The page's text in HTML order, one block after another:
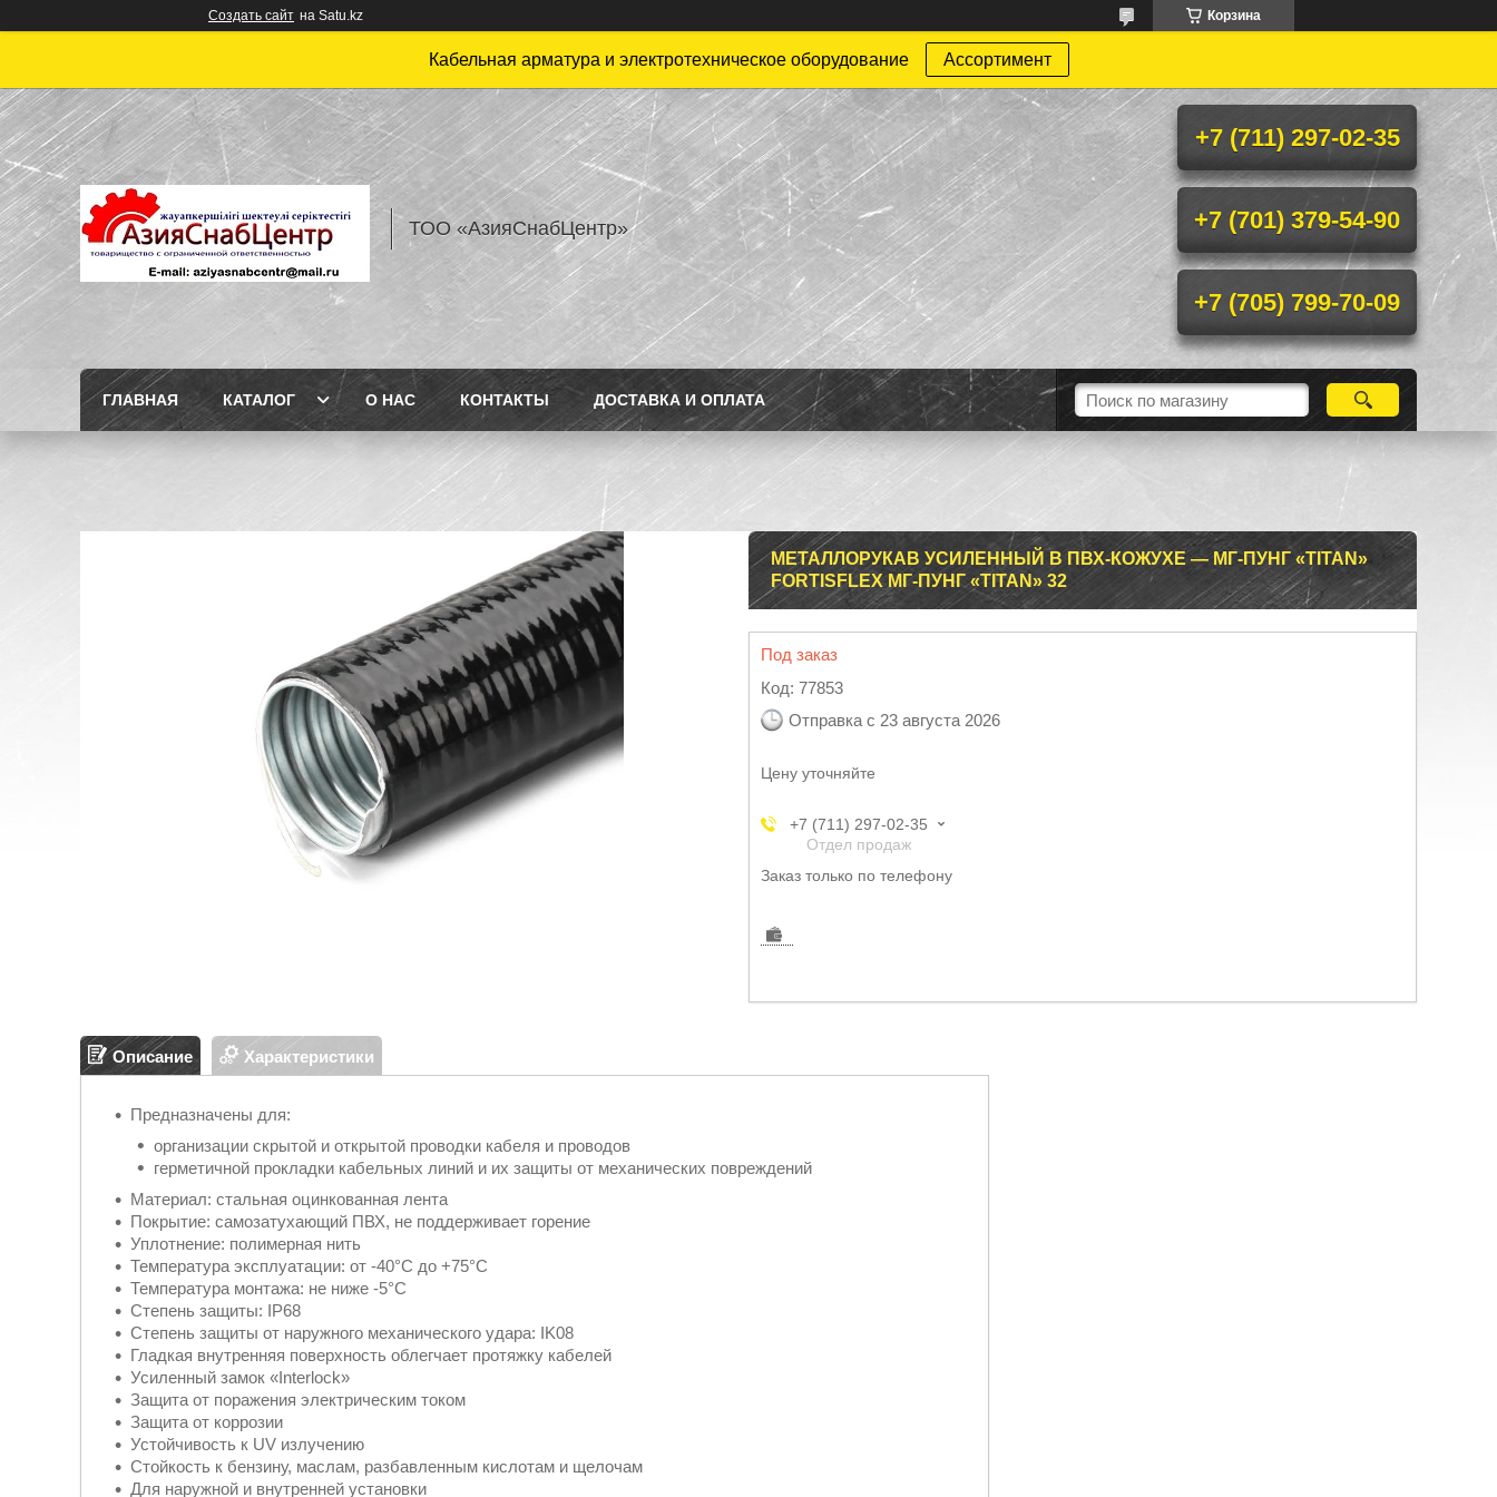
Создать сайт на Satu.kz Корзина
Кабельная арматура и электротехническое оборудование Ассортимент
ТОО «АзияСнабЦентр»
+7 (711) 297-02-35
+7 (701) 379-54-90
+7 (705) 799-70-09
ГЛАВНАЯ КАТАЛОГ О НАС КОНТАКТЫ ДОСТАВКА И ОПЛАТА
МЕТАЛЛОРУКАВ УСИЛЕННЫЙ В ПВХ-КОЖУХЕ — МГ-ПУНГ «TITAN»
FORTISFLEX МГ-ПУНГ «TITAN» 32
Под заказ
Код: 77853
Отправка с 23 августа 2026
Цену уточняйте
+7 (711) 297-02-35
Отдел продаж
Заказ только по телефону
Описание Характеристики
Предназначены для:
организации скрытой и открытой проводки кабеля и проводов
герметичной прокладки кабельных линий и их защиты от механических повреждений
Материал: стальная оцинкованная лента
Покрытие: самозатухающий ПВХ, не поддерживает горение
Уплотнение: полимерная нить
Температура эксплуатации: от -40°С до +75°С
Температура монтажа: не ниже -5°С
Степень защиты: IP68
Степень защиты от наружного механического удара: IK08
Гладкая внутренняя поверхность облегчает протяжку кабелей
Усиленный замок «Interlock»
Защита от поражения электрическим током
Защита от коррозии
Устойчивость к UV излучению
Стойкость к бензину, маслам, разбавленным кислотам и щелочам
Для наружной и внутренней установки